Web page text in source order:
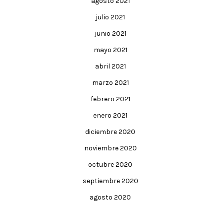
julio 2021
junio 2021
mayo 2021
abril 2021
marzo 2021
febrero 2021
enero 2021
diciembre 2020
noviembre 2020
octubre 2020
septiembre 2020
agosto 2020